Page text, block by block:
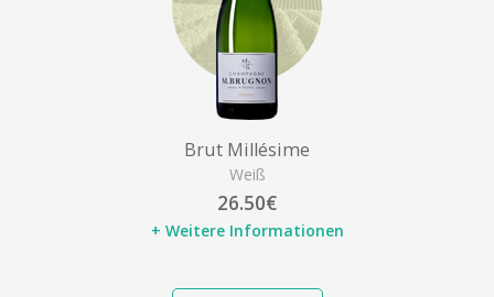
Brut Millésime
Weiß
26.50€
+ Weitere Informationen